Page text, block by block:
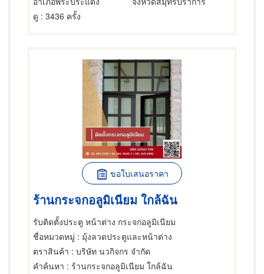
ดู : 3436 ครั้ง
ขอใบเสนอราคา
ร้านกระจกอลูมิเนียม ใกล้ฉัน
รับติดตั้งประตู หน้าต่าง กระจกอลูมิเนียม
ชื่อหมวดหมู่ : มุ้งลวดประตูและหน้าต่าง
ตราสินค้า : บริษัท นวกิจกร จำกัด
คำค้นหา : ร้านกระจกอลูมิเนียม ใกล้ฉัน